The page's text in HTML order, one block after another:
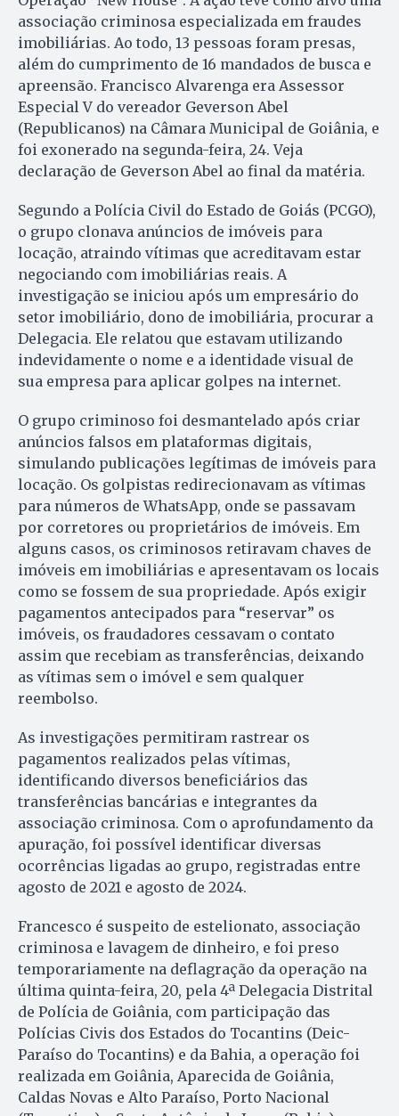
associação criminosa especializada em fraudes
imobiliárias. Ao todo, 13 pessoas foram presas,
além do cumprimento de 16 mandados de busca e
apreensão. Francisco Alvarenga era Assessor
Especial V do vereador Geverson Abel
(Republicanos) na Câmara Municipal de Goiânia, e
foi exonerado na segunda-feira, 24. Veja
declaração de Geverson Abel ao final da matéria.
Segundo a Polícia Civil do Estado de Goiás (PCGO),
o grupo clonava anúncios de imóveis para
locação, atraindo vítimas que acreditavam estar
negociando com imobiliárias reais. A
investigação se iniciou após um empresário do
setor imobiliário, dono de imobiliária, procurar a
Delegacia. Ele relatou que estavam utilizando
indevidamente o nome e a identidade visual de
sua empresa para aplicar golpes na internet.
O grupo criminoso foi desmantelado após criar
anúncios falsos em plataformas digitais,
simulando publicações legítimas de imóveis para
locação. Os golpistas redirecionavam as vítimas
para números de WhatsApp, onde se passavam
por corretores ou proprietários de imóveis. Em
alguns casos, os criminosos retiravam chaves de
imóveis em imobiliárias e apresentavam os locais
como se fossem de sua propriedade. Após exigir
pagamentos antecipados para “reservar” os
imóveis, os fraudadores cessavam o contato
assim que recebiam as transferências, deixando
as vítimas sem o imóvel e sem qualquer
reembolso.
As investigações permitiram rastrear os
pagamentos realizados pelas vítimas,
identificando diversos beneficiários das
transferências bancárias e integrantes da
associação criminosa. Com o aprofundamento da
apuração, foi possível identificar diversas
ocorrências ligadas ao grupo, registradas entre
agosto de 2021 e agosto de 2024.
Francesco é suspeito de estelionato, associação
criminosa e lavagem de dinheiro, e foi preso
temporariamente na deflagração da operação na
última quinta-feira, 20, pela 4ª Delegacia Distrital
de Polícia de Goiânia, com participação das
Polícias Civis dos Estados do Tocantins (Deic-
Paraíso do Tocantins) e da Bahia, a operação foi
realizada em Goiânia, Aparecida de Goiânia,
Caldas Novas e Alto Paraíso, Porto Nacional